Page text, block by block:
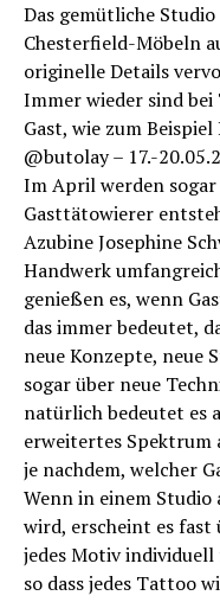
Das gemütliche
Chesterfield-Möbeln
originelle Details
Immer wieder sind
Gast, wie zum
@butolay – 17.-
Im April werden
Gasttätowierer
Azubine Josephine
Handwerk
genießen es, wenn
das immer bedeutet,
neue Konzepte, neue
sogar über neue
natürlich bedeutet es
erweitertes
je nachdem, welcher
Wenn in einem Studio
wird, erscheint es fast
jedes Motiv
so dass jedes Tattoo